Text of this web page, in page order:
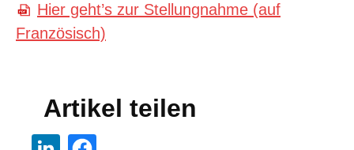
Hier geht’s zur Stellungnahme (auf
Französisch)
Artikel teilen